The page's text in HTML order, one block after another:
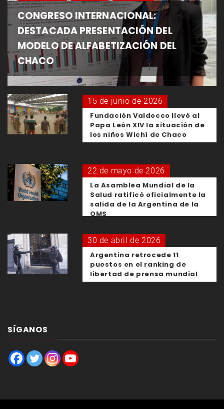
CONGRESO INTERNACIONAL:
DESTACADA PRESENTACIÓN DEL
MODELO DE ALFABETIZACIÓN DEL
CHACO
15 de junio de 2026
Fundación Valdocco llevó al
Papa León XIV la situación de
los niños Wichí de Chaco
22 de mayo de 2026
La Asamblea Mundial de la
Salud ratificó oficialmente la
salida de la Argentina de la
OMS
30 de abril de 2026
Argentina retrocede 11
puestos en el ranking de
libertad de prensa mundial
SÍGANOS